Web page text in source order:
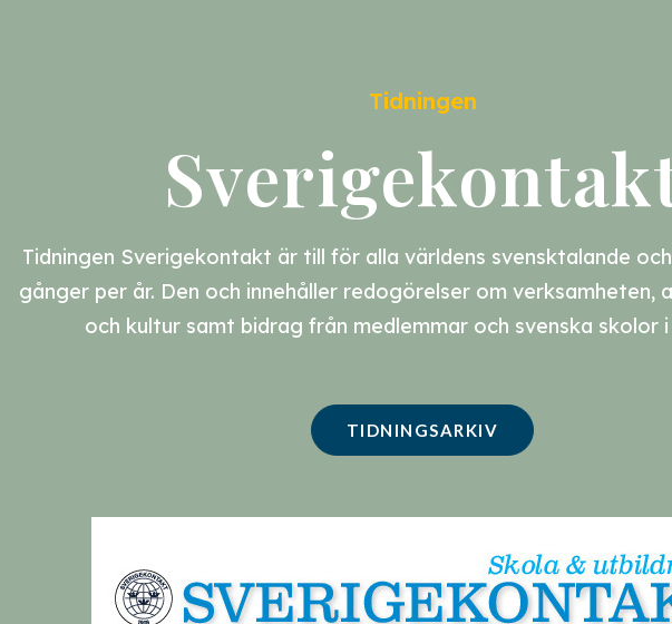
Tidningen
Tidningen Sverigekontakt är till för alla världens svensktalande
gånger per år. Den och innehåller redogörelser om verksamheten,
och kultur samt bidrag från medlemmar och svenska skolor
TIDNINGSARKIV